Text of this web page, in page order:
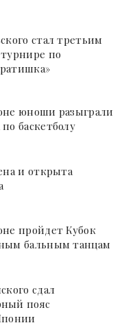
стал третьим
по
юноши разыграли
баскетболу
и открыта
пройдет Кубок
бальным танцам
сдал
пояс